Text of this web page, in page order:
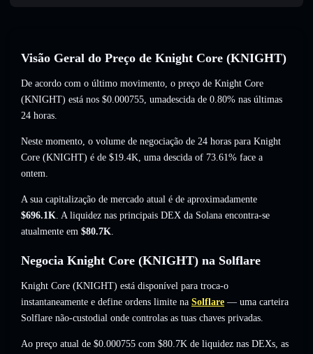
Visão Geral do Preço de Knight Core (KNIGHT)
De acordo com o último movimento, o preço de Knight Core
(KNIGHT) está nos $0.000755, umadescida de 0.80% nas últimas
24 horas.
Neste momento, o volume de negociação de 24 horas para Knight
Core (KNIGHT) é de $19.4K, uma descida of 73.61% face a
ontem.
A sua capitalização de mercado atual é de aproximadamente
$696.1K. A liquidez nas principais DEX da Solana encontra-se
atualmente em $80.7K.
Negocia Knight Core (KNIGHT) na Solflare
Knight Core (KNIGHT) está disponível para troca-o
instantaneamente e define ordens limite na Solflare — uma carteira
Solflare não-custodial onde controlas as tuas chaves privadas.
Ao preço atual de $0.000755 com $80.7K de liquidez nas DEXs, as